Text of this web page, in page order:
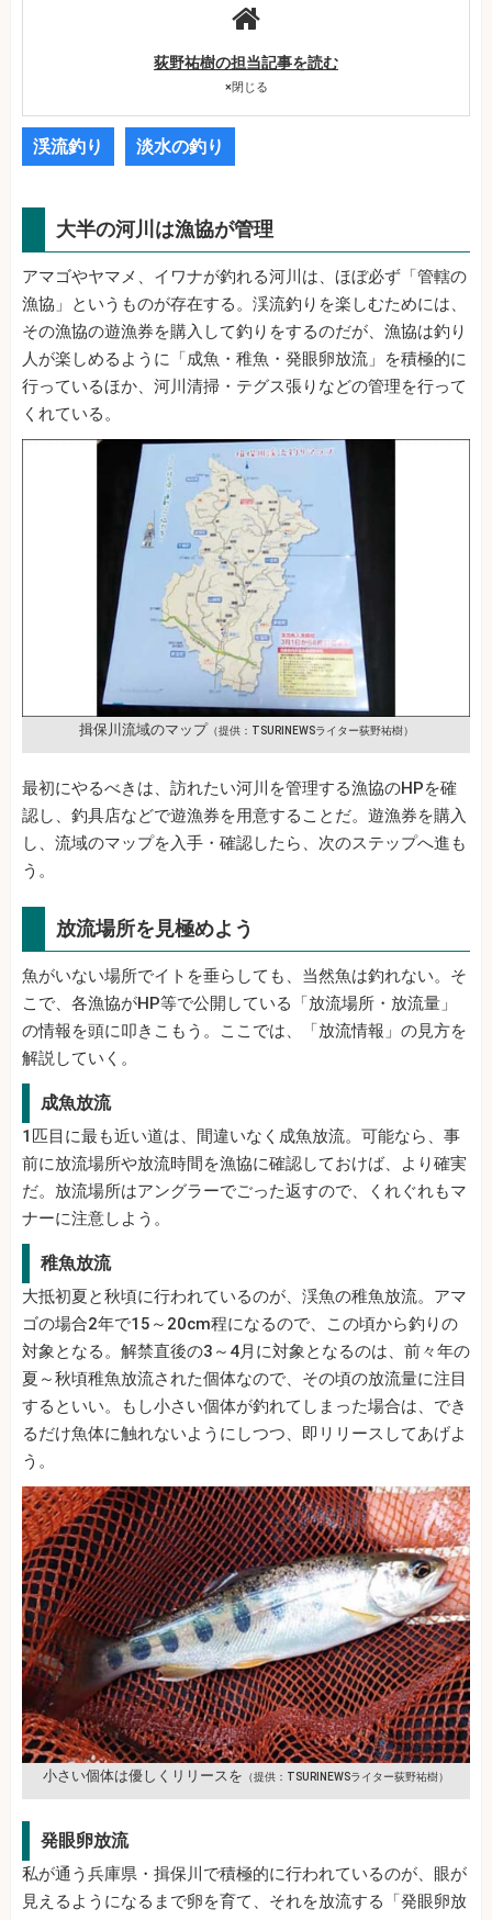
荻野祐樹の担当記事を読む
×閉じる
渓流釣り 淡水の釣り
大半の河川は漁協が管理
アマゴやヤマメ、イワナが釣れる河川は、ほぼ必ず「管轄の
漁協」というものが存在する。渓流釣りを楽しむためには、
その漁協の遊漁券を購入して釣りをするのだが、漁協は釣り
人が楽しめるように「成魚・稚魚・発眼卵放流」を積極的に
行っているほか、河川清掃・テグス張りなどの管理を行って
くれている。
揖保川流域のマップ （提供：TSURINEWSライター荻野祐樹）
最初にやるべきは、訪れたい河川を管理する漁協のHPを確
認し、釣具店などで遊漁券を用意することだ。遊漁券を購入
し、流域のマップを入手・確認したら、次のステップへ進も
う。
放流場所を見極めよう
魚がいない場所でイトを垂らしても、当然魚は釣れない。そ
こで、各漁協がHP等で公開している「放流場所・放流量」
の情報を頭に叩きこもう。ここでは、「放流情報」の見方を
解説していく。
成魚放流
1匹目に最も近い道は、間違いなく成魚放流。可能なら、事
前に放流場所や放流時間を漁協に確認しておけば、より確実
だ。放流場所はアングラーでごった返すので、くれぐれもマ
ナーに注意しよう。
稚魚放流
大抵初夏と秋頃に行われているのが、渓魚の稚魚放流。アマ
ゴの場合2年で15～20cm程になるので、この頃から釣りの
対象となる。解禁直後の3～4月に対象となるのは、前々年の
夏～秋頃稚魚放流された個体なので、その頃の放流量に注目
するといい。もし小さい個体が釣れてしまった場合は、でき
るだけ魚体に触れないようにしつつ、即リリースしてあげよ
う。
小さい個体は優しくリリースを （提供：TSURINEWSライター荻野祐樹）
発眼卵放流
私が通う兵庫県・揖保川で積極的に行われているのが、眼が
見えるようになるまで卵を育て、それを放流する「発眼卵放